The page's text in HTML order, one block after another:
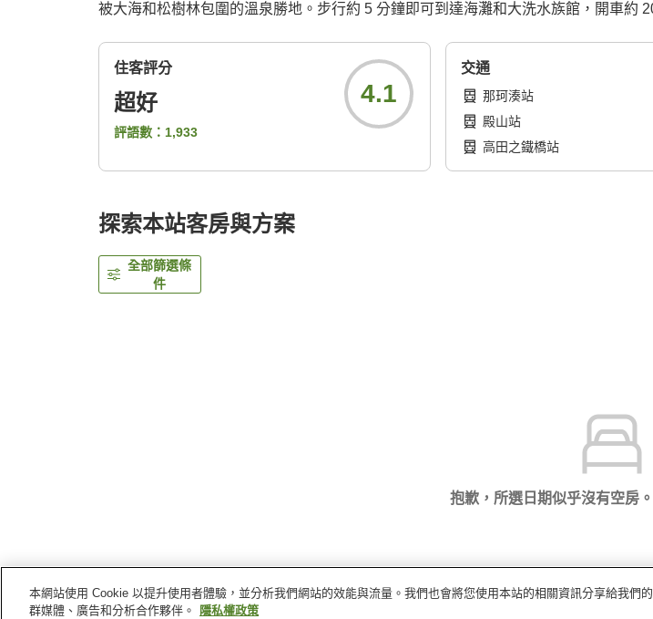
被大海和松樹林包圍的溫泉勝地。步行約 5 分鐘即可到達海灘和大洗水族館，開車約
住客評分
超好
評語數： 1,933
4.1
交通
那珂湊站
殿山站
高田之鐵橋站
探索本站客房與方案
全部篩選條
件
抱歉，所選日期似乎沒有空房。
首頁 日本 茨城縣 大洗町
本網站使用 Cookie 以提升使用者體驗，並分析我們網站的效能與流量。我們也會將您使用本站的相關資訊分享給我們
群媒體、廣告和分析合作夥伴。
隱私權政策